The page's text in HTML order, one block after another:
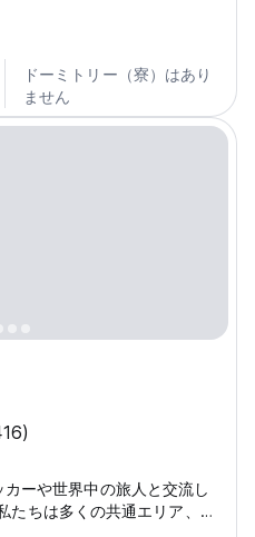
ドーミトリー（寮）はあり
ません
ーや世界中の旅人と交流し
たちは多くの共通エリア、整